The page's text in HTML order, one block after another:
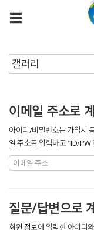
이메일 주소로
아이디/비밀번호는 가입시
일 주소를 입력하고 "ID/PW
질문/답변으로
회원 정보에 입력한 아이디